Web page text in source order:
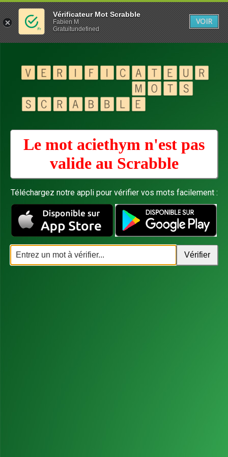
Le mot aciethym n'est pas
valide au Scrabble
Téléchargez notre appli pour vérifier vos mots facilement :
Vérificateur Mot Scrabble
Fabien M
Gratuitundefined
VOIR